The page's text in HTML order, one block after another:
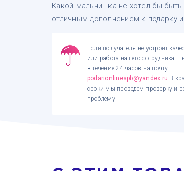
Какой мальчишка не хотел бы
отличным дополнением к подарку
Если получателя не устроит
или работа нашего сотрудника –
в течение 24 часов на почту:
podarionlinespb@yandex.ru.В
сроки мы проведем проверку и
проблему